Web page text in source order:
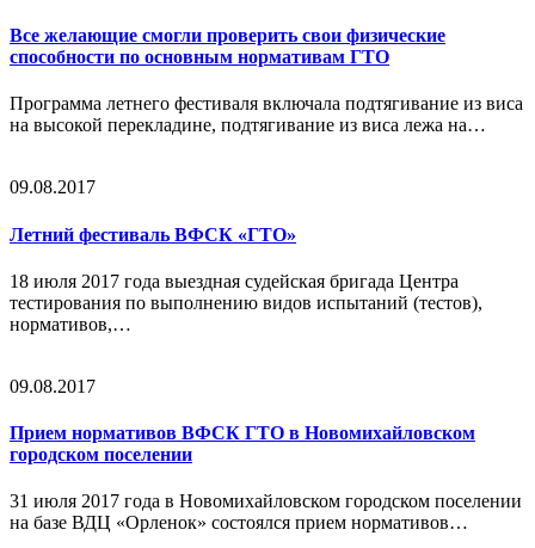
Все желающие смогли проверить свои физические
способности по основным нормативам ГТО
Программа летнего фестиваля включала подтягивание из виса
на высокой перекладине, подтягивание из виса лежа на…
09.08.2017
Летний фестиваль ВФСК «ГТО»
18 июля 2017 года выездная судейская бригада Центра
тестирования по выполнению видов испытаний (тестов),
нормативов,…
09.08.2017
Прием нормативов ВФСК ГТО в Новомихайловском
городском поселении
31 июля 2017 года в Новомихайловском городском поселении
на базе ВДЦ «Орленок» состоялся прием нормативов…